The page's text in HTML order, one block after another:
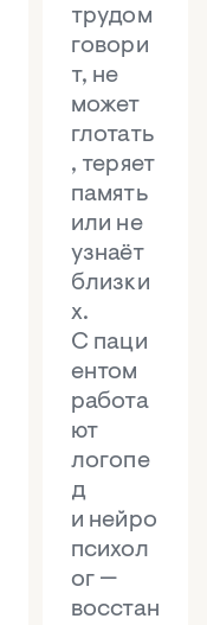
трудом
говори
т, не
может
глотать
, теряет
память
или не
узнаёт
близки
х.
С паци
ентом
работа
ют
логопе
д
и нейро
психол
ог —
восстан